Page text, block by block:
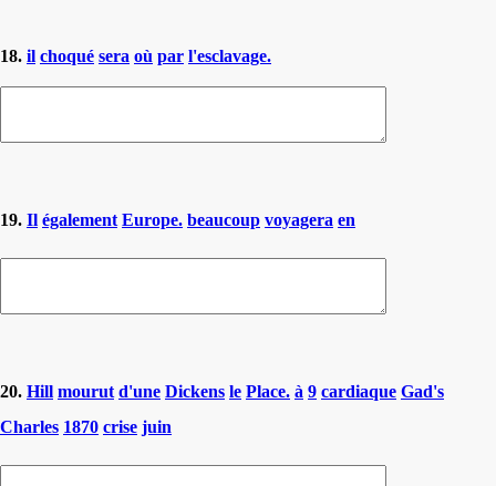
18. il choqué sera où par l'esclavage.
19. Il également Europe. beaucoup voyagera en
20. Hill mourut d'une Dickens le Place. à 9 cardiaque Gad's
Charles 1870 crise juin